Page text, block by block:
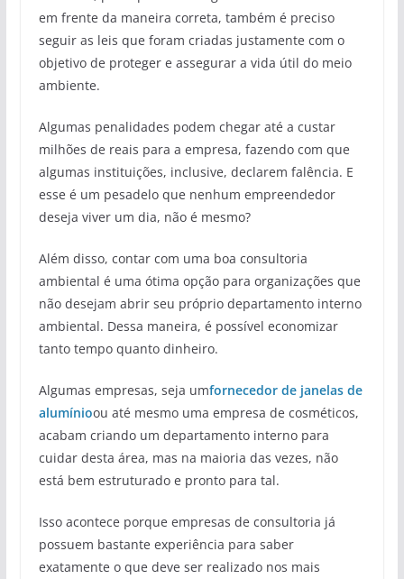
em frente da maneira correta, também é preciso
seguir as leis que foram criadas justamente com o
objetivo de proteger e assegurar a vida útil do meio
ambiente.
Algumas penalidades podem chegar até a custar
milhões de reais para a empresa, fazendo com que
algumas instituições, inclusive, declarem falência. E
esse é um pesadelo que nenhum empreendedor
deseja viver um dia, não é mesmo?
Além disso, contar com uma boa consultoria
ambiental é uma ótima opção para organizações que
não desejam abrir seu próprio departamento interno
ambiental. Dessa maneira, é possível economizar
tanto tempo quanto dinheiro.
Algumas empresas, seja umfornecedor de janelas de
alumínioou até mesmo uma empresa de cosméticos,
acabam criando um departamento interno para
cuidar desta área, mas na maioria das vezes, não
está bem estruturado e pronto para tal.
Isso acontece porque empresas de consultoria já
possuem bastante experiência para saber
exatamente o que deve ser realizado nos mais